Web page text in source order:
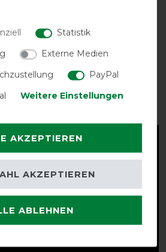
Komfortbereich
hängt von vielen Faktoren ab, u. a. -
- Feuchtigkeit - Wind - Aktivität
Statistik
Externe Medien
PayPal
Weitere Einstellungen
AKZEPTIEREN
ABLEHNEN
AKZEPTIEREN